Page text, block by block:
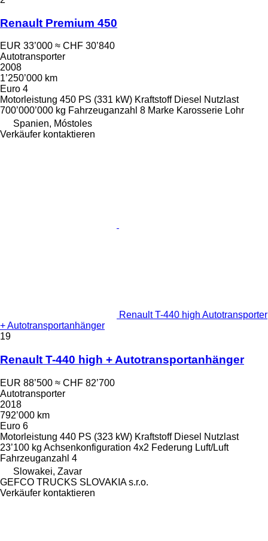
Renault Premium 450
EUR 33’000 ≈ CHF 30’840
Autotransporter
2008
1’250’000 km
Euro 4
Motorleistung 450 PS (331 kW) Kraftstoff Diesel Nutzlast
700’000’000 kg Fahrzeuganzahl 8 Marke Karosserie Lohr
Spanien, Móstoles
Verkäufer kontaktieren
Renault T-440 high Autotransporter
+ Autotransportanhänger
19
Renault T-440 high + Autotransportanhänger
EUR 88’500 ≈ CHF 82’700
Autotransporter
2018
792’000 km
Euro 6
Motorleistung 440 PS (323 kW) Kraftstoff Diesel Nutzlast
23’100 kg Achsenkonfiguration 4x2 Federung Luft/Luft
Fahrzeuganzahl 4
Slowakei, Zavar
GEFCO TRUCKS SLOVAKIA s.r.o.
Verkäufer kontaktieren